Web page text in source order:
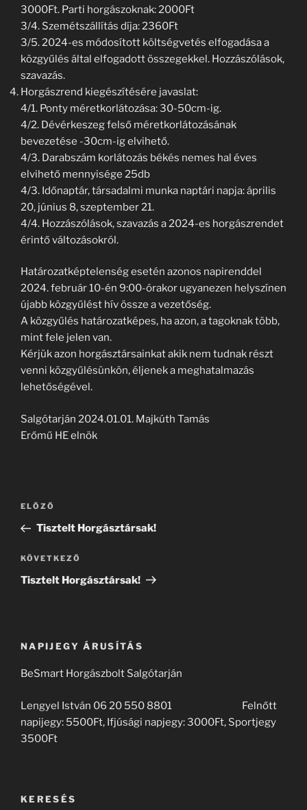
3000Ft. Parti horgászoknak: 2000Ft
3/4. Szemétszállítás díja: 2360Ft
3/5. 2024-es módosított költségvetés elfogadása a
közgyűlés által elfogadott összegekkel. Hozzászólások,
szavazás.
Horgászrend kiegészítésére javaslat:
4/1. Ponty méretkorlátozása: 30-50cm-ig.
4/2. Dévérkeszeg felső méretkorlátozásának
bevezetése -30cm-ig elvihető.
4/3. Darabszám korlátozás békés nemes hal éves
elvihető mennyisége 25db
4/3. Időnaptár, társadalmi munka naptári napja: április
20, június 8, szeptember 21.
4/4. Hozzászólások, szavazás a 2024-es horgászrendet
érintő változásokról.
Határozatképtelenség esetén azonos napirenddel
2024. február 10-én 9:00-órakor ugyanezen helyszínen
újabb közgyűlést hív össze a vezetőség.
A közgyűlés határozatképes, ha azon, a tagoknak több,
mint fele jelen van.
Kérjük azon horgásztársainkat akik nem tudnak részt
venni közgyűlésünkön, éljenek a meghatalmazás
lehetőségével.
Salgótarján 2024.01.01. Majkúth Tamás
Erőmű HE elnök
Bejegyzés
Korábbi
bejegyzés
ELŐZŐ
Tisztelt Horgásztársak!
Következő
bejegyzés
KÖVETKEZŐ
Tisztelt Horgásztársak!
NAPIJEGY ÁRUSÍTÁS
BeSmart Horgászbolt Salgótarján
Lengyel István 06 20 550 8801 Felnőtt
napijegy: 5500Ft, Ifjúsági napjegy: 3000Ft, Sportjegy
3500Ft
KERESÉS